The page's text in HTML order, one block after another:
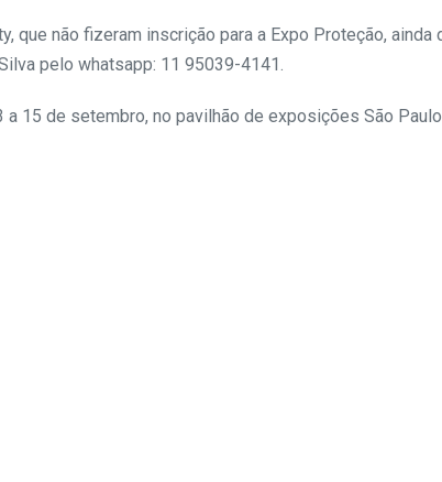
que não fizeram inscrição para a Expo Proteção,
pelo whatsapp: 11 95039-4141.
15 de setembro, no pavilhão de exposições São